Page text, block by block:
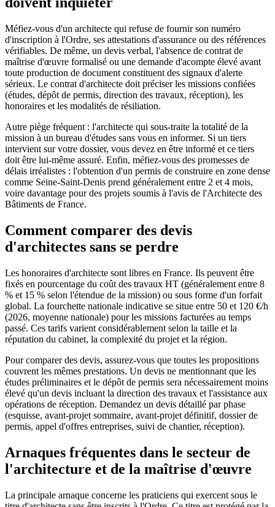
Méfiez-vous d'un architecte qui refuse de fournir son numéro
d'inscription à l'Ordre, ses attestations d'assurance ou des références
vérifiables. De même, un devis verbal, l'absence de contrat de
maîtrise d'œuvre formalisé ou une demande d'acompte élevé avant
toute production de document constituent des signaux d'alerte
sérieux. Le contrat d'architecte doit préciser les missions confiées
(études, dépôt de permis, direction des travaux, réception), les
honoraires et les modalités de résiliation.
Autre piège fréquent : l'architecte qui sous-traite la totalité de la
mission à un bureau d'études sans vous en informer. Si un tiers
intervient sur votre dossier, vous devez en être informé et ce tiers
doit être lui-même assuré. Enfin, méfiez-vous des promesses de
délais irréalistes : l'obtention d'un permis de construire en zone dense
comme Seine-Saint-Denis prend généralement entre 2 et 4 mois,
voire davantage pour des projets soumis à l'avis de l'Architecte des
Bâtiments de France.
Comment comparer des devis
d'architectes sans se perdre
Les honoraires d'architecte sont libres en France. Ils peuvent être
fixés en pourcentage du coût des travaux HT (généralement entre 8
% et 15 % selon l'étendue de la mission) ou sous forme d'un forfait
global. La fourchette nationale indicative se situe entre 50 et 120 €/h
(2026, moyenne nationale) pour les missions facturées au temps
passé. Ces tarifs varient considérablement selon la taille et la
réputation du cabinet, la complexité du projet et la région.
Pour comparer des devis, assurez-vous que toutes les propositions
couvrent les mêmes prestations. Un devis ne mentionnant que les
études préliminaires et le dépôt de permis sera nécessairement moins
élevé qu'un devis incluant la direction des travaux et l'assistance aux
opérations de réception. Demandez un devis détaillé par phase
(esquisse, avant-projet sommaire, avant-projet définitif, dossier de
permis, appel d'offres entreprises, suivi de chantier, réception).
Arnaques fréquentes dans le secteur de
l'architecture et de la maîtrise d'œuvre
La principale arnaque concerne les praticiens qui exercent sous le